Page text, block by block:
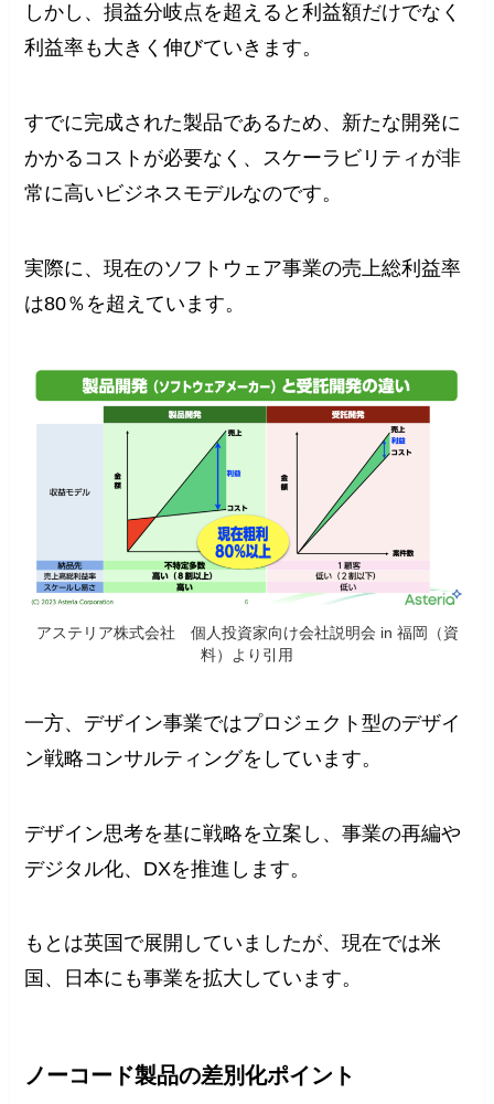
しかし、損益分岐点を超えると利益額だけでなく
利益率も大きく伸びていきます。
すでに完成された製品であるため、新たな開発に
かかるコストが必要なく、スケーラビリティが非
常に高いビジネスモデルなのです。
実際に、現在のソフトウェア事業の売上総利益率
は80％を超えています。
アステリア株式会社 個人投資家向け会社説明会 in 福岡（資
料）より引用
一方、デザイン事業ではプロジェクト型のデザイ
ン戦略コンサルティングをしています。
デザイン思考を基に戦略を立案し、事業の再編や
デジタル化、DXを推進します。
もとは英国で展開していましたが、現在では米
国、日本にも事業を拡大しています。
ノーコード製品の差別化ポイント